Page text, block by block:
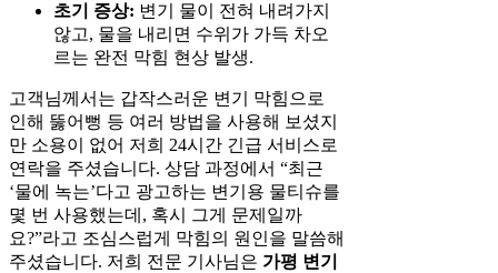
초기 증상: 변기 물이 전혀 내려가지
않고, 물을 내리면 수위가 가득 차오
르는 완전 막힘 현상 발생.
고객님께서는 갑작스러운 변기 막힘으로
인해 뚫어뻥 등 여러 방법을 사용해 보셨지
만 소용이 없어 저희 24시간 긴급 서비스로
연락을 주셨습니다. 상담 과정에서 “최근
‘물에 녹는’다고 광고하는 변기용 물티슈를
몇 번 사용했는데, 혹시 그게 문제일까
요?”라고 조심스럽게 막힘의 원인을 말씀해
주셨습니다. 저희 전문 기사님은 가평 변기